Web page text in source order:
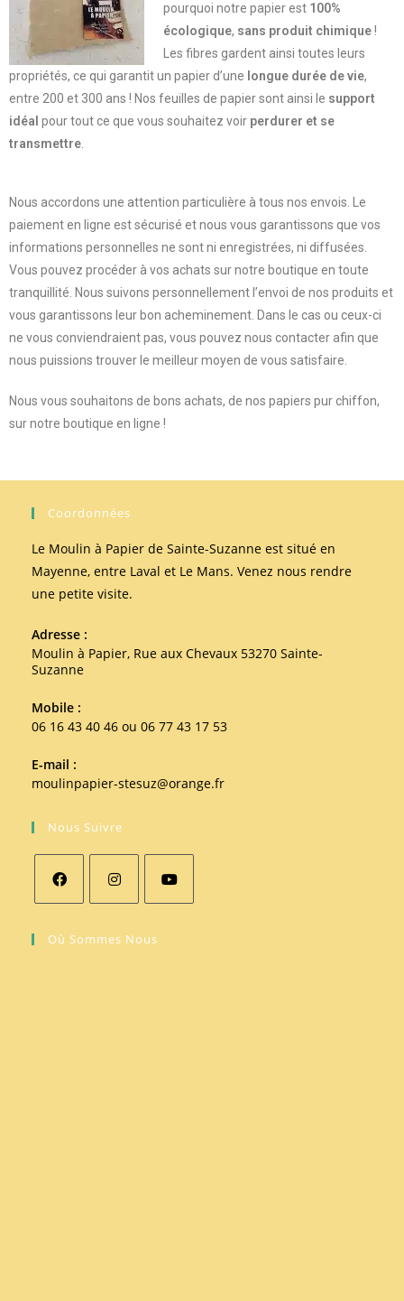
pourquoi notre papier est 100%
écologique, sans produit chimique!
Les fibres gardent ainsi toutes leurs
propriétés, ce qui garantit un papier d’une longue durée de vie,
entre 200 et 300 ans ! Nos feuilles de papier sont ainsi le support
idéal pour tout ce que vous souhaitez voir perdurer et se
transmettre
Nous accordons une attention particulière à tous nos envois. Le
paiement en ligne est sécurisé et nous vous garantissons que vos
informations personnelles ne sont ni enregistrées, ni diffusées.
Vous pouvez procéder à vos achats sur notre boutique en toute
tranquillité. Nous suivons personnellement l’envoi de nos produits et
vous garantissons leur bon acheminement. Dans le cas ou ceux-ci
ne vous conviendraient pas, vous pouvez nous contacter afin que
nous puissions trouver le meilleur moyen de vous satisfaire.
Nous vous souhaitons de bons achats, de nos papiers pur chiffon,
sur notre boutique en ligne !
Coordonnées
Le Moulin à Papier de Sainte-Suzanne est situé en
Mayenne, entre Laval et Le Mans. Venez nous rendre
une petite visite.
Adresse :
Moulin à Papier, Rue aux Chevaux 53270 Sainte-
Suzanne
Mobile :
06 16 43 40 46 ou 06 77 43 17 53
E-mail :
moulinpapier-stesuz@orange.fr
Nous Suivre
Où Sommes Nous